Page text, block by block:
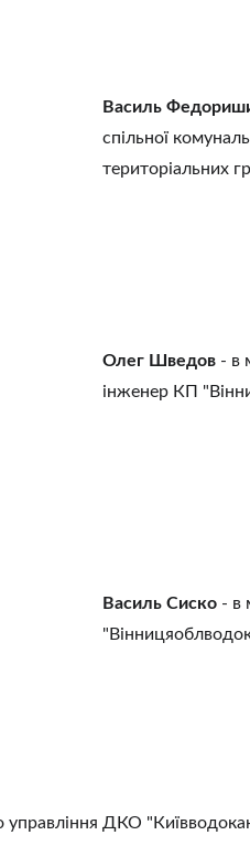
Василь
спільної
територіальних
Олег Шведов - в
інженер КП
Василь Сиско - в
управління ДКО